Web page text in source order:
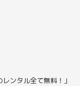
ンタル全て無料！」